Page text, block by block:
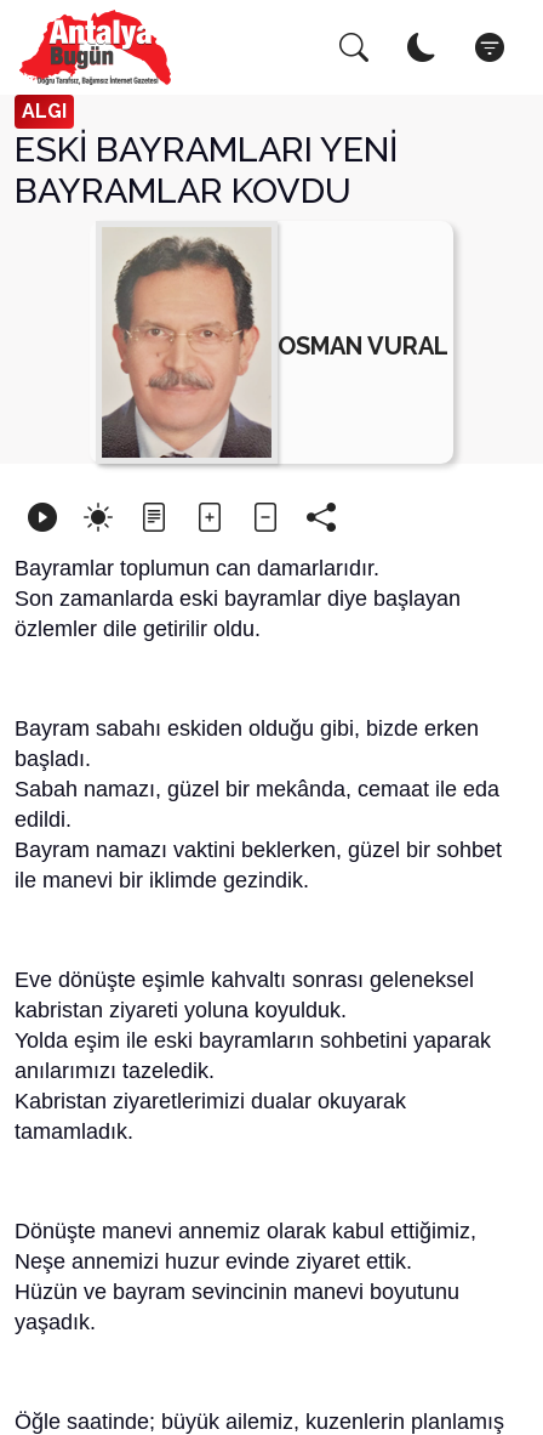
ALGI
ESKİ BAYRAMLARI YENİ
BAYRAMLAR KOVDU
OSMAN VURAL
Bayramlar toplumun can damarlarıdır.
Son zamanlarda eski bayramlar diye başlayan
özlemler dile getirilir oldu.
Bayram sabahı eskiden olduğu gibi, bizde erken
başladı.
Sabah namazı, güzel bir mekânda, cemaat ile eda
edildi.
Bayram namazı vaktini beklerken, güzel bir sohbet
ile manevi bir iklimde gezindik.
Eve dönüşte eşimle kahvaltı sonrası geleneksel
kabristan ziyareti yoluna koyulduk.
Yolda eşim ile eski bayramların sohbetini yaparak
anılarımızı tazeledik.
Kabristan ziyaretlerimizi dualar okuyarak
tamamladık.
Dönüşte manevi annemiz olarak kabul ettiğimiz,
Neşe annemizi huzur evinde ziyaret ettik.
Hüzün ve bayram sevincinin manevi boyutunu
yaşadık.
Öğle saatinde; büyük ailemiz, kuzenlerin planlamış
Arama Yap! Kapat